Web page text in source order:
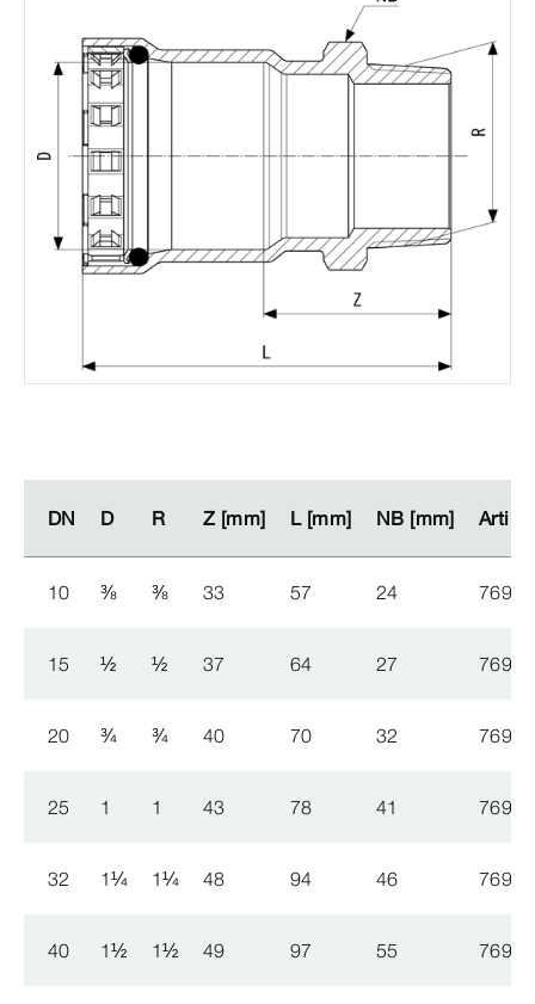
DN D R Z [mm] L [mm] NB [mm]
DN D R Z [mm] L [mm] NB [mm]
10 ⅜ ⅜ 33 57 24 769
15 ½ ½ 37 64 27 769
20 ¾ ¾ 40 70 32 769
25 1 1 43 78 41 769
32 1¼ 1¼ 48 94 46 769
40 1½ 1½ 49 97 55 769